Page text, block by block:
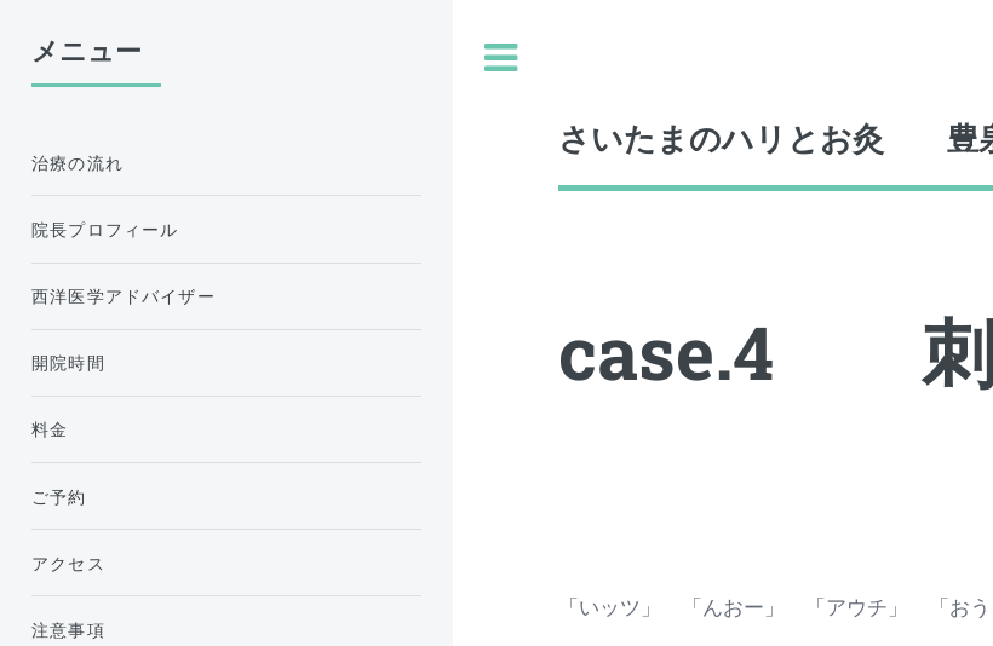
さいたまのハリとお灸 豊
case.4 刺
「いッツ」 「んおー」 「アウチ」 「お
メニュー
治療の流れ
院長プロフィール
西洋医学アドバイザー
開院時間
料金
ご予約
アクセス
注意事項